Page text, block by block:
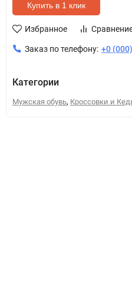
Купить в 1 клик
Избранное
Заказ по телефону: +0
Категории
Мужская обувь, Кроссовки и